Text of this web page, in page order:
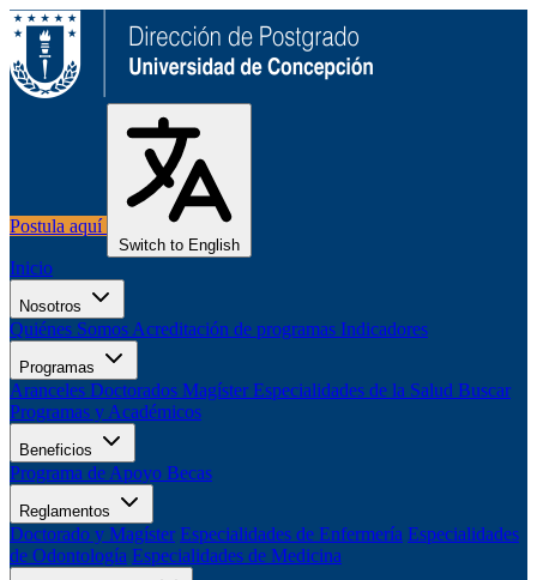
Postula aquí
Switch to English
Inicio
Nosotros
Quiénes Somos Acreditación de programas Indicadores
Programas
Aranceles Doctorados Magíster Especialidades de la Salud Buscar
Programas y Académicos
Beneficios
Programa de Apoyo Becas
Reglamentos
Doctorado y Magíster Especialidades de Enfermería Especialidades
de Odontología Especialidades de Medicina